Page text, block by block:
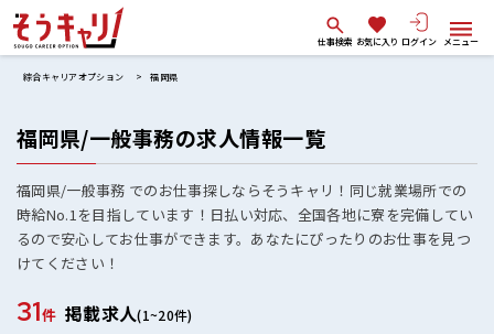
仕事検索 お気に入り ログイン メニュー
綜合キャリアオプション 福岡県
福岡県/一般事務の求人情報一覧
福岡県/一般事務 でのお仕事探しならそうキャリ！同じ就業場所での
時給No.1を目指しています！日払い対応、全国各地に寮を完備してい
るので安心してお仕事ができます。あなたにぴったりのお仕事を見つ
けてください！
31件 掲載求人(1~20件)